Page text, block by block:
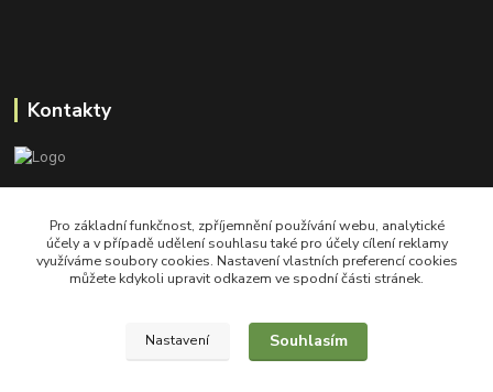
Kontakty
+420 605 550 660
Po-Pá, 8-18 hod
shop@goodfarmer.cz
Pro základní funkčnost, zpříjemnění používání webu, analytické
účely a v případě udělení souhlasu také pro účely cílení reklamy
využíváme soubory cookies. Nastavení vlastních preferencí cookies
můžete kdykoli upravit odkazem ve spodní části stránek.
Nastavení Souhlasím